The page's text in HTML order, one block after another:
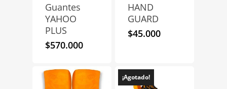
Guantes
YAHOO
PLUS
$570.000
HAND
GUARD
$45.000
¡Agotado!